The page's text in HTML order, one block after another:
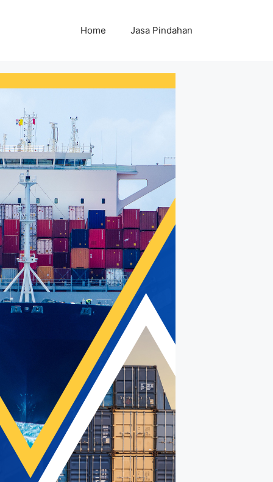
Home Jasa Pindahan